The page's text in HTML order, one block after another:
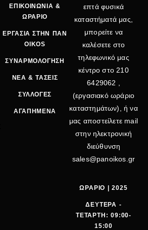
ΕΠΙΚΟΙΝΩΝΙΑ &
ΩΡΑΡΙΟ
ΕΡΓΑΣΙΑ ΣΤΗΝ ΠΑΝ
OIKOS
ΣΥΝΑΡΜΟΛΟΓΗΣΗ
ΝΕΑ & ΤΑΣΕΙΣ
ΣΥΛΛΟΓΕΣ
ΑΓΑΠΗΜΕΝΑ
επτά φυσικά
καταστήματά μας,
μπορείτε να
καλέσετε στο
τηλεφωνικό μας
κέντρο στο 210
6429062
(εργασιακό ωράριο
καταστημάτων), ή να
μας αποστείλετε mail
στην ηλεκτρονική
διεύθυνση
sales@panoikos.gr
ΩΡΑΡΙΟ | 2025
ΔΕΥΤΕΡΑ -
ΤΕΤΑΡΤΗ: 09:00-
15:00